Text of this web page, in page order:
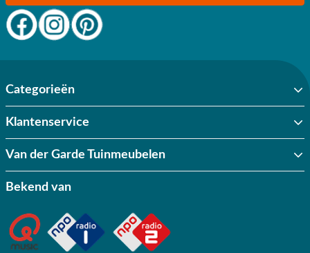
Categorieën
Klantenservice
Van der Garde Tuinmeubelen
Bekend van